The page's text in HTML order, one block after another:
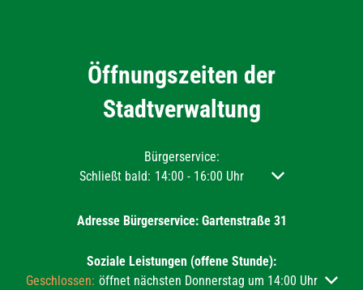
Öffnungszeiten der
Stadtverwaltung
Bürgerservice:
Klicken, um weitere Öffnungs- oder Schließzeiten
Schließt bald: 14:00 - 16:00 Uhr Von 14:00 bis
Adresse Bürgerservice: Gartenstraße 31
Soziale Leistungen (offene Stunde):
Klicken, um weitere Öffnungs- oder Schließzeiten auszublenden
Geschlossen: öffnet nächsten Donnerstag um 14:00 Uhr